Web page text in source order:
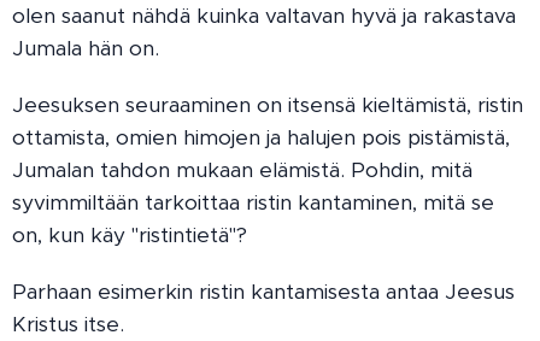
olen saanut nähdä kuinka valtavan hyvä ja rakastava
Jumala hän on.
Jeesuksen seuraaminen on itsensä kieltämistä, ristin
ottamista, omien himojen ja halujen pois pistämistä,
Jumalan tahdon mukaan elämistä. Pohdin, mitä
syvimmiltään tarkoittaa ristin kantaminen, mitä se
on, kun käy "ristintietä"?
Parhaan esimerkin ristin kantamisesta antaa Jeesus
Kristus itse.